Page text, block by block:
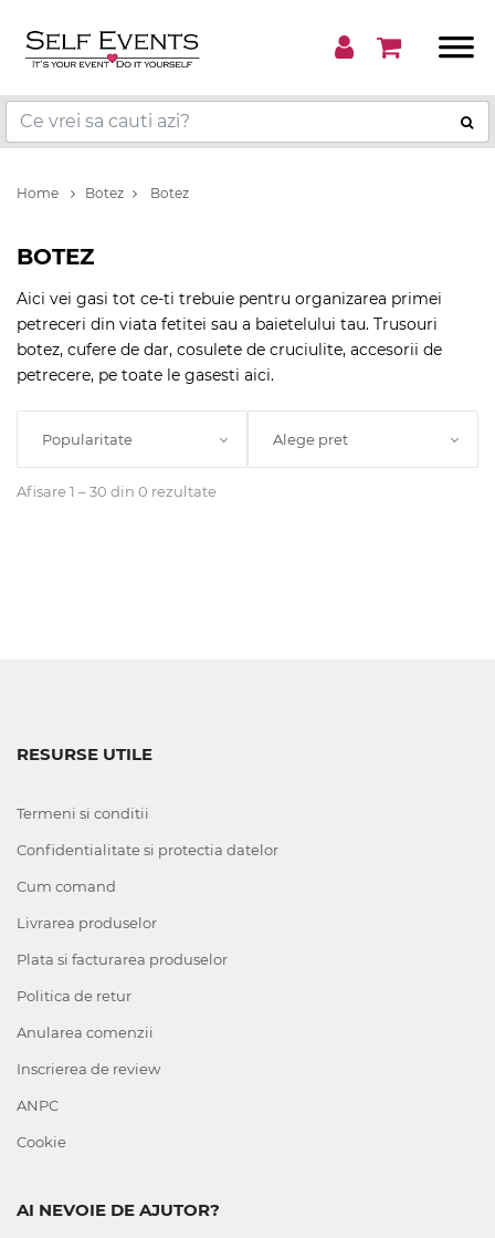
Home Botez Botez
BOTEZ
Aici vei gasi tot ce-ti trebuie pentru organizarea primei
petreceri din viata fetitei sau a baietelului tau. Trusouri
botez, cufere de dar, cosulete de cruciulite, accesorii de
petrecere, pe toate le gasesti aici.
Popularitate Alege pret
Afisare 1 – 30 din 0 rezultate
RESURSE UTILE
Termeni si conditii
Confidentialitate si protectia datelor
Cum comand
Livrarea produselor
Plata si facturarea produselor
Politica de retur
Anularea comenzii
Inscrierea de review
ANPC
Cookie
AI NEVOIE DE AJUTOR?